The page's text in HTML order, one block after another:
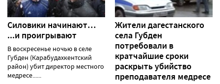
Силовики начинают…
...и проигрывают
В воскресенье ночью в селе
Губден (Карабудахкентский
район) убит директор местного
медресе......
Жители дагестанского
села Губден
потребовали в
кратчайшие сроки
раскрыть убийство
преподавателя медресе